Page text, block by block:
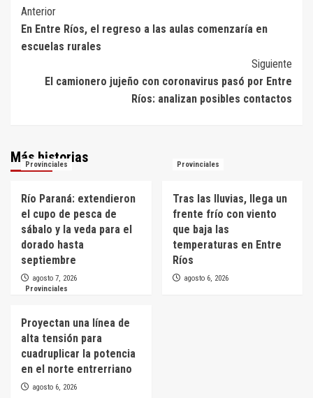
Navegación
de
Anterior
En Entre Ríos, el regreso a las aulas comenzaría en
escuelas rurales
Siguiente
El camionero jujeño con coronavirus pasó por Entre
Ríos: analizan posibles contactos
Más historias
Provinciales
Río Paraná: extendieron
el cupo de pesca de
sábalo y la veda para el
dorado hasta
septiembre
agosto 7, 2026
Provinciales
Tras las lluvias, llega un
frente frío con viento
que baja las
temperaturas en Entre
Ríos
agosto 6, 2026
Provinciales
Proyectan una línea de
alta tensión para
cuadruplicar la potencia
en el norte entrerriano
agosto 6, 2026